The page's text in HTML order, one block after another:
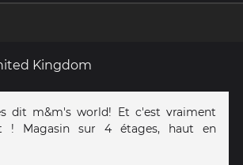
Kingdom
dit m&m's world! Et c'est vraiment
! Magasin sur 4 étages, haut en